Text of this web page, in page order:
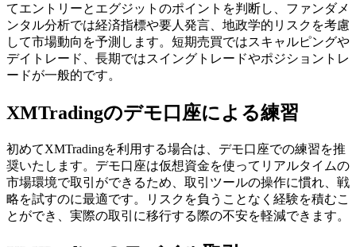
てエントリーとエグジットのポイントを判断し、ファンダメ
ンタル分析では経済指標や要人発言、地政学的リスクを考慮
して市場動向を予測します。短期売買ではスキャルピングや
デイトレード、長期ではスイングトレードやポジショントレ
ードが一般的です。
XMTradingのデモ口座による練習
初めてXMTradingを利用する場合は、デモ口座での練習を推
奨いたします。デモ口座は仮想資金を使ってリアルタイムの
市場環境で取引ができるため、取引ツールの操作に慣れ、戦
略を試すのに最適です。リスクを負うことなく経験を積むこ
とができ、実際の取引に移行する際の不安を軽減できます。